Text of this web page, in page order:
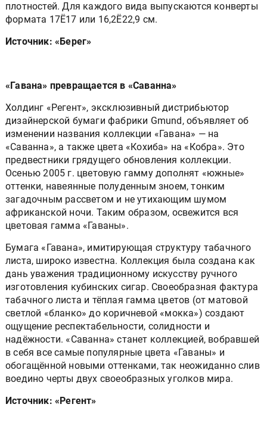
плотностей. Для каждого вида выпускаются конверты
формата 17Ё17 или 16,2Ё22,9 см.
Источник: «Берег»
«Гавана» превращается в «Саванна»
Холдинг «Регент», эксклюзивный дистрибьютор
дизайнерской бумаги фабрики Gmund, объявляет об
изменении названия коллекции «Гавана» — на
«Саванна», а также цвета «Кохиба» на «Кобра». Это
предвестники грядущего обновления коллекции.
Осенью 2005 г. цветовую гамму дополнят «южные»
оттенки, навеянные полуденным зноем, тонким
загадочным рассветом и не утихающим шумом
африканской ночи. Таким образом, освежится вся
цветовая гамма «Гаваны».
Бумага «Гавана», имитирующая структуру табачного
листа, широко известна. Коллекция была создана как
дань уважения традиционному искусству ручного
изготовления кубинских сигар. Своеобразная фактура
табачного листа и тёплая гамма цветов (от матовой
светлой «бланко» до коричневой «мокка») создают
ощущение респектабельности, солидности и
надёжности. «Саванна» станет коллекцией, вобравшей
в себя все самые популярные цвета «Гаваны» и
обогащённой новыми оттенками, так неожиданно слив
воедино черты двух своеобразных уголков мира.
Источник: «Регент»